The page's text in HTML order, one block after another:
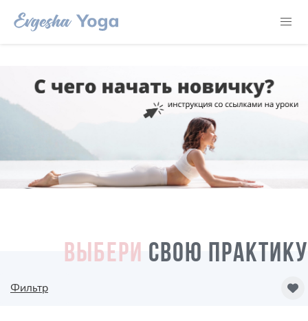
ВЫБЕРИ СВОЮ ПРАКТИКУ
Фильтр